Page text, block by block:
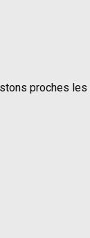
proches les